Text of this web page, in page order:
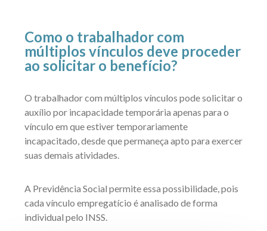
Como o trabalhador com
múltiplos vínculos deve proceder
ao solicitar o benefício?
O trabalhador com múltiplos vínculos pode solicitar o
auxílio por incapacidade temporária apenas para o
vínculo em que estiver temporariamente
incapacitado, desde que permaneça apto para exercer
suas demais atividades.
A Previdência Social permite essa possibilidade, pois
cada vínculo empregatício é analisado de forma
individual pelo INSS.